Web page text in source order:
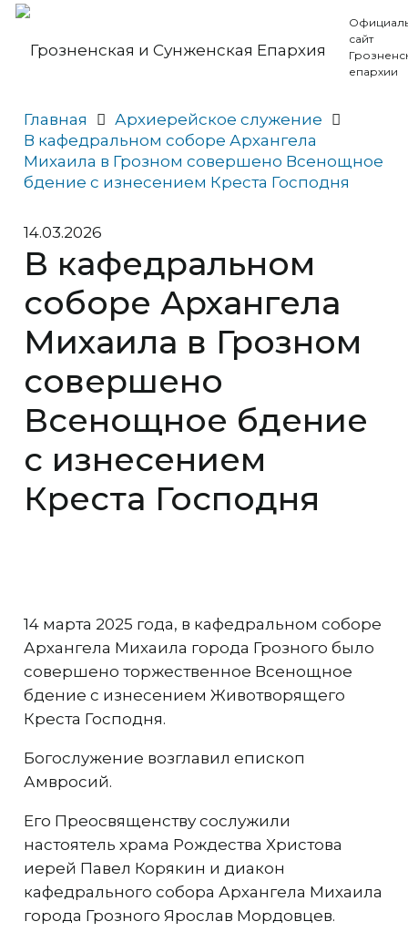
сайт
епархии
Главная
Архиерейское служение
В кафедральном соборе Архангела
Михаила в Грозном совершено Всенощное
бдение с изнесением Креста Господня
14.03.2026
В кафедральном
соборе Архангела
Михаила в Грозном
совершено
Всенощное бдение
с изнесением
Креста Господня
14 марта 2025 года, в кафедральном соборе
Архангела Михаила города Грозного было
совершено торжественное Всенощное
бдение с изнесением Животворящего
Креста Господня.
Богослужение возглавил епископ
Амвросий.
Его Преосвященству сослужили
настоятель храма Рождества Христова
иерей Павел Корякин и диакон
кафедрального собора Архангела Михаила
города Грозного Ярослав Мордовцев.